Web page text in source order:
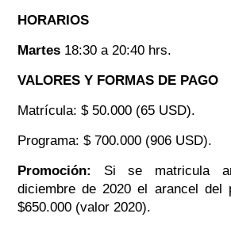
HORARIOS
Martes18:30 a 20:40 hrs.
VALORES Y FORMAS DE PAGO
Matrícula: $ 50.000 (65 USD).
Programa: $ 700.000 (906 USD).
Promoción: Si se matricula
diciembre de 2020 el arancel del
$650.000 (valor 2020).